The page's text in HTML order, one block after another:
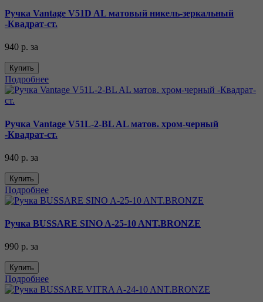
Ручка Vantage V51D AL матовый никель-зеркальный
-Квадрат-ст.
940 р. за
Купить
Подробнее
Ручка Vantage V51L-2-BL AL матов. хром-черный
-Квадрат-ст.
940 р. за
Купить
Подробнее
Ручка BUSSARE SINO A-25-10 ANT.BRONZE
990 р. за
Купить
Подробнее